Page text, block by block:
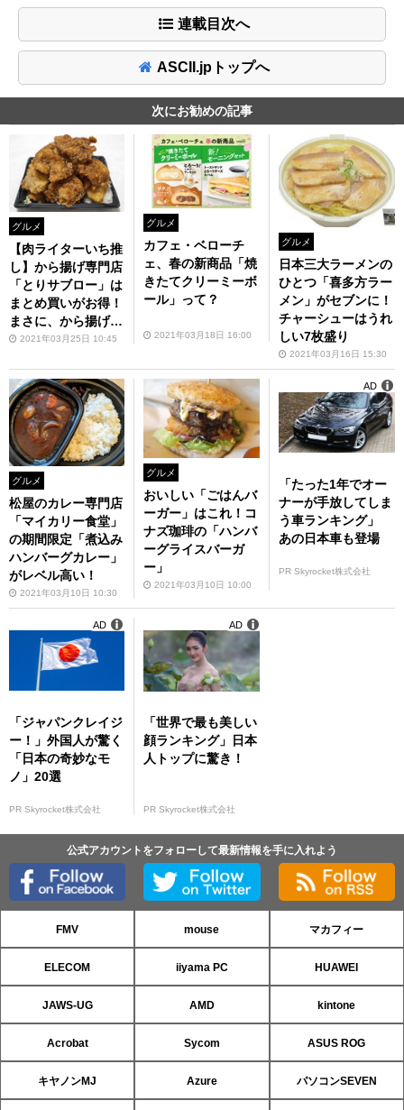
連載目次へ
ASCII.jpトップへ
次にお勧めの記事
グルメ
【肉ライターいち推
し】から揚げ専門店
「とりサブロー」は
まとめ買いがお得！
まさに、から揚げパ
ラダイス
2021年03月25日 10:45
グルメ
カフェ・ベローチ
ェ、春の新商品「焼
きたてクリーミーボ
ール」って？
2021年03月18日 16:00
グルメ
日本三大ラーメンの
ひとつ「喜多方ラー
メン」がセブンに！
チャーシューはうれ
しい7枚盛り
2021年03月16日 15:30
グルメ
松屋のカレー専門店
「マイカリー食堂」
の期間限定「煮込み
ハンバーグカレー」
がレベル高い！
2021年03月10日 10:30
グルメ
おいしい「ごはんバ
ーガー」はこれ！コ
ナズ珈琲の「ハンバ
ーグライスバーガ
ー」
2021年03月10日 10:00
「たった1年でオー
ナーが手放してしま
う車ランキング」
あの日本車も登場
PR Skyrocket株式会社
AD
「ジャパンクレイジ
ー！」外国人が驚く
「日本の奇妙なモ
ノ」20選
PR Skyrocket株式会社
AD
「世界で最も美しい
顔ランキング」日本
人トップに驚き！
PR Skyrocket株式会社
AD
公式アカウントをフォローして最新情報を手に入れよう
FMV mouse マカフィー
ELECOM iiyama PC HUAWEI
JAWS-UG AMD kintone
Acrobat Sycom ASUS ROG
キヤノンMJ Azure パソコンSEVEN